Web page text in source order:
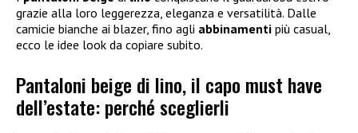
grazie alla loro leggerezza, eleganza e versatilità. Dalle
camicie bianche ai blazer, fino agli abbinamenti più casual,
ecco le idee look da copiare subito.
Pantaloni beige di lino, il capo must have
dell’estate: perché sceglierli